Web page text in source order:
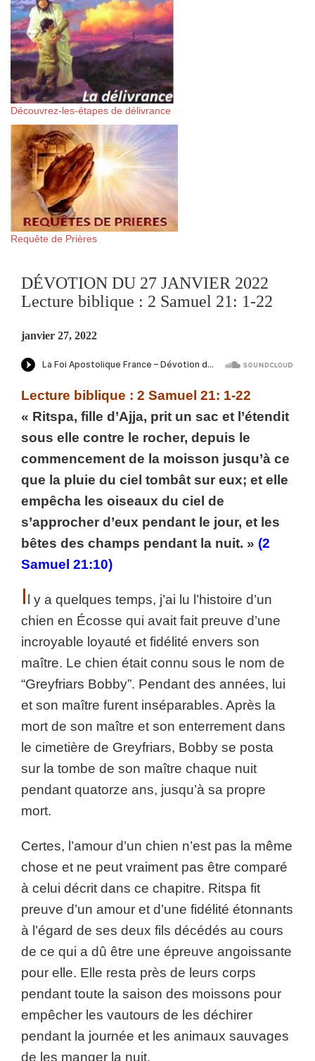
Découvrez-les-étapes de délivrance
Requête de Prières
DÉVOTION DU 27 JANVIER 2022
Lecture biblique : 2 Samuel 21: 1-22
janvier 27, 2022
Lecture biblique : 2 Samuel 21: 1-22
« Ritspa, fille d’Ajja, prit un sac et l’étendit
sous elle contre le rocher, depuis le
commencement de la moisson jusqu’à ce
que la pluie du ciel tombât sur eux; et elle
empêcha les oiseaux du ciel de
s’approcher d’eux pendant le jour, et les
bêtes des champs pendant la nuit. » (2
Samuel 21:10)
I l y a quelques temps, j’ai lu l’histoire d’un
chien en Écosse qui avait fait preuve d’une
incroyable loyauté et fidélité envers son
maître. Le chien était connu sous le nom de
“Greyfriars Bobby”. Pendant des années, lui
et son maître furent inséparables. Après la
mort de son maître et son enterrement dans
le cimetière de Greyfriars, Bobby se posta
sur la tombe de son maître chaque nuit
pendant quatorze ans, jusqu’à sa propre
mort.
Certes, l’amour d’un chien n’est pas la même
chose et ne peut vraiment pas être comparé
à celui décrit dans ce chapitre. Ritspa fit
preuve d’un amour et d’une fidélité étonnants
à l’égard de ses deux fils décédés au cours
de ce qui a dû être une épreuve angoissante
pour elle. Elle resta près de leurs corps
pendant toute la saison des moissons pour
empêcher les vautours de les déchirer
pendant la journée et les animaux sauvages
de les manger la nuit.